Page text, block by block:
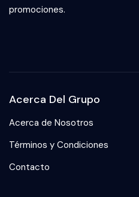
promociones.
Acerca Del Grupo
Acerca de Nosotros
Términos y Condiciones
Contacto